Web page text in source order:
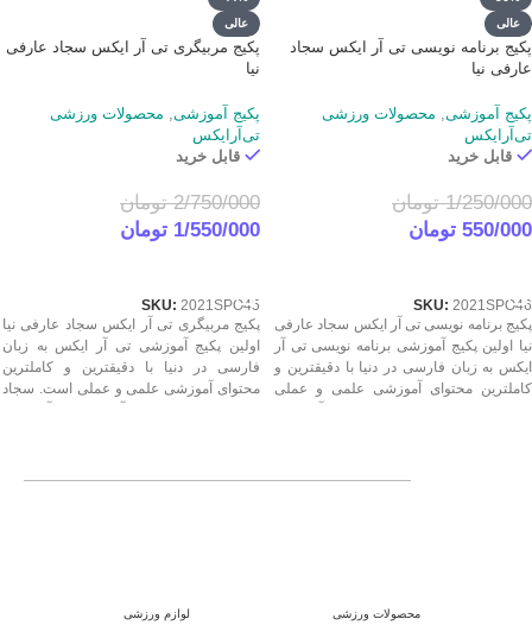
عالی
پکیج برنامه نویسی تی آر ایکس سجاد
عارفی نیا
پکیج آموزشی
محصولات ورزشی
تی‌آرایکس
قابل خرید
1/250/000 تومان
550/000 تومان
SKU: 2021SPO46
پکیج برنامه نویسی تی آر ایکس سجاد عارفی
نیا اولین پکیج آموزشی برنامه نویسی تی آر
ایکس به زبان فارسی در دنیا با دقیقترین و
کاملترین محتوای آموزشی علمی و عملی
عالی
پکیج مربیگری تی آر ایکس سجاد عارفی
نیا
پکیج آموزشی
محصولات ورزشی
تی‌آرایکس
قابل خرید
2/750/000 تومان
1/550/000 تومان
SKU: 2021SPO45
پکیج مربیگری تی آر ایکس سجاد عارفی نیا
اولین پکیج آموزشی تی آر ایکس به زبان
فارسی در دنیا با دقیقترین و کاملترین
محتوای آموزشی علمی و عملی است. سجاد
محصولات ورزشی لوازم ورزشی